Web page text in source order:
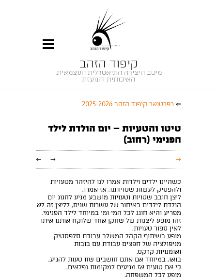
קיפוד הזהב
מיטב היצירה התיאטרלית העצמאית,
האיכותית והנועזת
⇐ רפרטואר קיפוד הזהב 2025-2026
טיטו והטעיות – יום הולדת לילד
הפנימי (רחוב)
→
→
←
כשהיינו ילדים וילדות אמרו לנו להיזהר מטעויות
ולהפסיק לעשות שטויותנו, אז אמרו,
ליצן חובב שטויות וטעויות מושבע מגיע לחגוג יום
הולדת לילדים באיחור של עשרות שנים, לליצן זה לא
מפריע והיא חוגג לכל המי ומי במיוחד לילד הפנימי.
זהו מופע ליצנות של שחקן אחד שלוקח אותנו איתו
לאין ספור טעויות.
מופע בשיתוף הקהל המשלב עבודת סלפסטיק
מניפולציה של חפצים עבודת עם בובות
ואומנויות קרקס.
בואו, במיוחד אם אתם חושבים שזו טעות להגיע,
כי אם טועים אז מגיעים למקומות נפלאים.
מופע לכל המשפחה.